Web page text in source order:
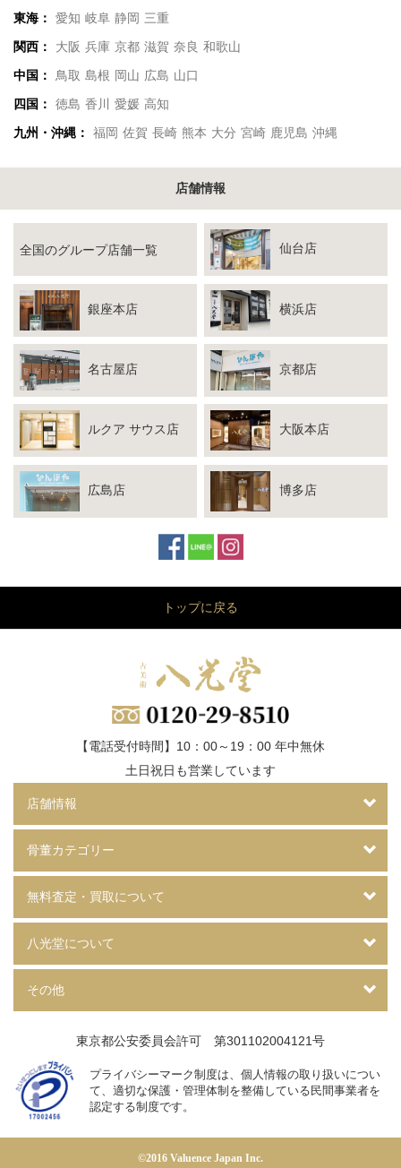
東海：
愛知 岐阜 静岡 三重
関西：
大阪 兵庫 京都 滋賀 奈良 和歌山
中国：
鳥取 島根 岡山 広島 山口
四国：
徳島 香川 愛媛 高知
九州・沖縄：
福岡 佐賀 長崎 熊本 大分 宮崎 鹿児島 沖縄
店舗情報
全国のグループ店舗一覧 仙台店
銀座本店 横浜店
名古屋店 京都店
ルクア サウス店 大阪本店
広島店 博多店
トップに戻る
【電話受付時間】10：00～19：00 年中無休
土日祝日も営業しています
店舗情報
骨董カテゴリー
無料査定・買取について
八光堂について
その他
東京都公安委員会許可 第301102004121号
プライバシーマーク制度は、個人情報の取り扱いについ
て、適切な保護・管理体制を整備している民間事業者を
認定する制度です。
©2016 Valuence Japan Inc.